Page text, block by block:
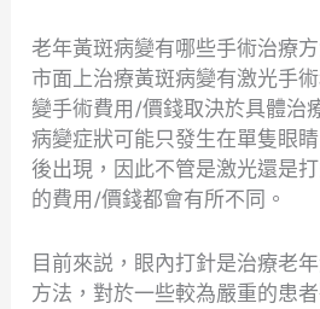
老年黃斑病變有哪些手術治療方
市面上治療黃斑病變有激光手
變手術費用/價錢取決於具體治
病變症狀可能只發生在單隻眼
後出現，因此不管是激光還是
的費用/價錢都會有所不同。
目前來説，眼內打針是治療老
方法，對於一些較為嚴重的患